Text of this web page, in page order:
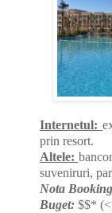
Internetul:
prin resort.
Altele:
suveniruri,
Nota
Buget: $$*